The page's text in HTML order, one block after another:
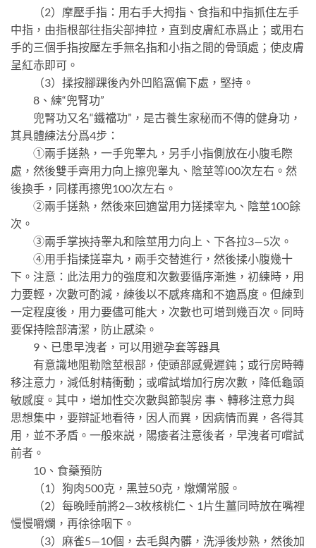
（2）摩壓手指：用右手大拇指、食指和中指抓住左手
中指，由指根部往指尖部抻拉，直到皮膚紅赤爲止；或用右
手的三個手指按壓左手無名指和小指之間的骨頭處；使皮膚
呈紅赤即可。
（3）揉按腳踝後內外凹陷窩偏下處，堅持。
8、練“兜腎功”
兜腎功又名“鐵襠功”，是古養生家秘而不傳的健身功，
其具體練法分爲4步：
①兩手搓熱，一手兜睾丸，另手小指側放在小腹毛際
處，然後雙手齊用力向上擦兜睾丸、陰莖等l00次左右。然
後換手，同樣再擦兜100次左右。
②兩手搓熱，然後來回適當用力搓揉宰丸、陰莖100餘
次。
③兩手掌挾持睾丸和陰莖用力向上、下各拉3—5次。
④用手指揉搓辜丸，兩手交替進行，然後揉小腹幾十
下。注意：此法用力的強度和次數要循序漸進，初練時，用
力要輕，次數可酌減，練後以不感疼痛和不適爲度。但練到
一定程度後，用力要儘可能大，次數也可增到幾百次。同時
要保持陰部清潔，防止感染。
9、已患早洩者，可以用避孕套等器具
有意識地阻勒陰莖根部，使頭部感覺遲鈍；或行房時轉
移注意力，減低射精衝動；或嚐試增加行房次數，降低龜頭
敏感度。其中，增加性交次數與節製房 事、轉移注意力與
思想集中，要辯証地看待，因人而異，因病情而異，各得其
用，並不矛盾。一般來説，陽痿者注意後者，早洩者可嚐試
前者。
10、食藥預防
（1）狗肉500克，黑荳50克，燉爛常服。
（2）每晚睡前將2—3枚核桃仁、1片生薑同時放在嘴裡
慢慢嚼爛，再徐徐咽下。
（3）麻雀5—10個，去毛與內髒，洗淨後炒熟，然後加